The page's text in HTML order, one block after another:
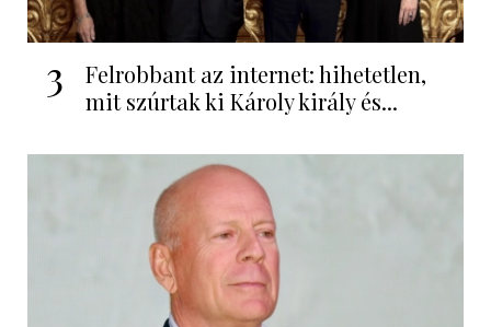
3
Felrobbant az internet: hihetetlen,
mit szúrtak ki Károly király és...